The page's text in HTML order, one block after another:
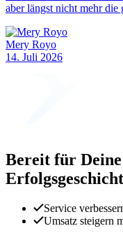
aber längst nicht mehr die
Mery Royo
14. Juli 2026
Bereit für Deine
Service
Umsatz steigern